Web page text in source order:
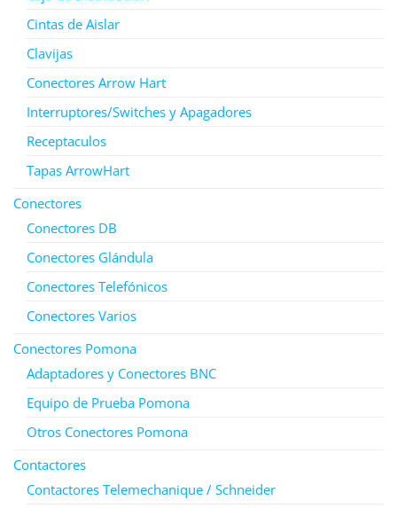
Cintas de Aislar
Clavijas
Conectores Arrow Hart
Interruptores/Switches y Apagadores
Receptaculos
Tapas ArrowHart
Conectores
Conectores DB
Conectores Glándula
Conectores Telefónicos
Conectores Varios
Conectores Pomona
Adaptadores y Conectores BNC
Equipo de Prueba Pomona
Otros Conectores Pomona
Contactores
Contactores Telemechanique / Schneider